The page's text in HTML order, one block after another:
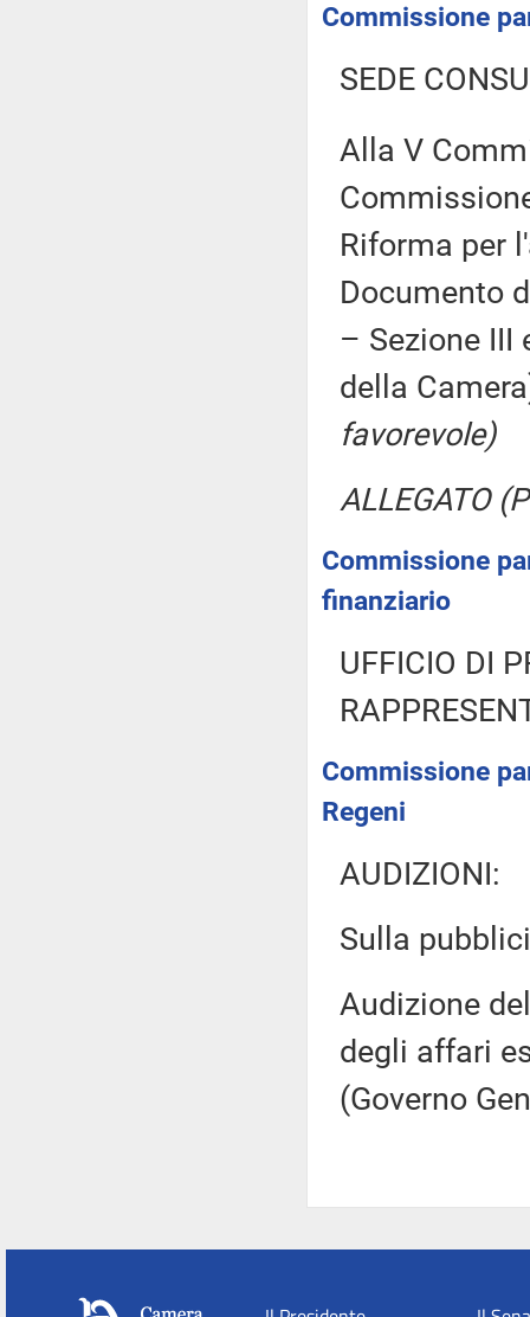
Commissione
SEDE
Alla V
Riforma per
Documento
– Sezione III
della
favorevole)
ALLEGATO
Commissione
finanziario
UFFICIO DI
Commissione
Regeni
AUDIZIONI:
Sulla
Audizione
degli affari
(Governo